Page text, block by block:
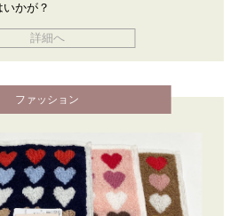
かが？
詳細へ
ファッション